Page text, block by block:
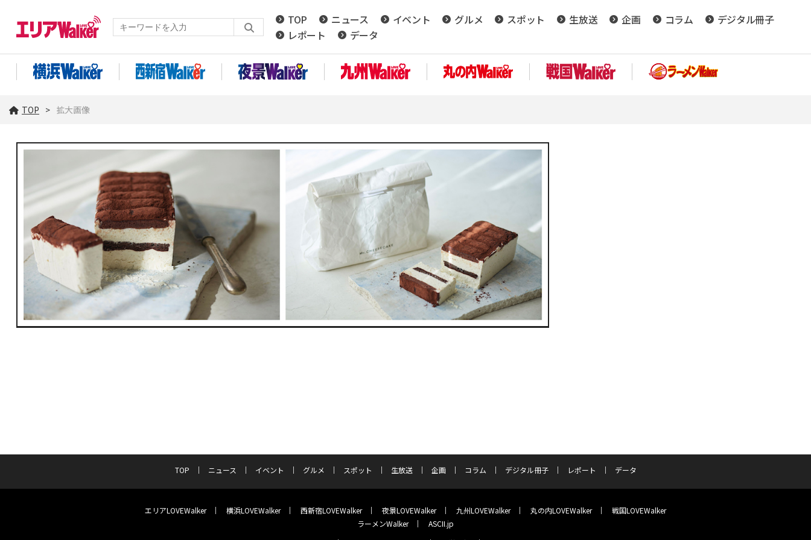
TOP ニュース イベント グルメ スポット 生放送 企画 コラム
デジタル冊子
レポート
データ
TOP 拡大画像
TOP ニュース イベント グルメ スポット 生放送 企画 コラム デジタル冊子 レポート データ
エリアLOVEWalker 横浜LOVEWalker 西新宿LOVEWalker 夜景LOVEWalker 九州LOVEWalker 丸の内LOVEWalker
戦国LOVEWalker
ラーメンWalker
ASCII.jp